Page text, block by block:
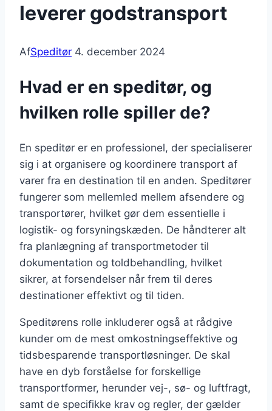
leverer godstransport
AfSpeditør 4. december 2024
Hvad er en speditør, og
hvilken rolle spiller de?
En speditør er en professionel, der specialiserer
sig i at organisere og koordinere transport af
varer fra en destination til en anden. Speditører
fungerer som mellemled mellem afsendere og
transportører, hvilket gør dem essentielle i
logistik- og forsyningskæden. De håndterer alt
fra planlægning af transportmetoder til
dokumentation og toldbehandling, hvilket
sikrer, at forsendelser når frem til deres
destinationer effektivt og til tiden.
Speditørens rolle inkluderer også at rådgive
kunder om de mest omkostningseffektive og
tidsbesparende transportløsninger. De skal
have en dyb forståelse for forskellige
transportformer, herunder vej-, sø- og luftfragt,
samt de specifikke krav og regler, der gælder